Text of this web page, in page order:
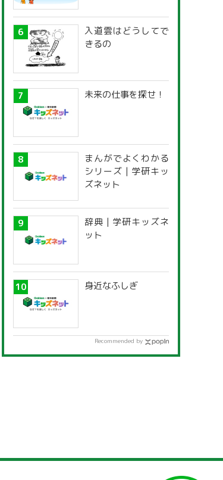
入道雲はどうしてで
きるの
未来の仕事を探せ！
まんがでよくわかる
シリーズ | 学研キッ
ズネット
辞典 | 学研キッズネ
ット
身近なふしぎ
Recommended by